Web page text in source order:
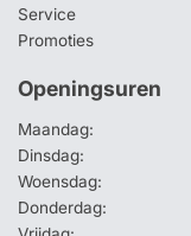
Service
Promoties
Openingsuren
Maandag:
Dinsdag:
Woensdag:
Donderdag: